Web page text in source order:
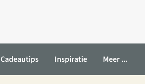
Cadeautips Inspiratie Meer ...